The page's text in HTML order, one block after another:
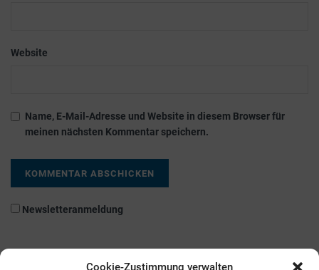
Cookie-Zustimmung verwalten
Website
Name, E-Mail-Adresse und Website in diesem Browser für
meinen nächsten Kommentar speichern.
Newsletteranmeldung